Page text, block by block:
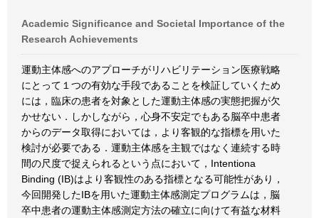
Academic Significance and Societal Importance of the
Research Achievements
運動主体感へのアプローチがリハビリテーション医療戦略
にとって１つの有効な手段であることを検証していくため
には，臨床の患者を対象とした運動主体感の実態把握が欠
かせない．しかしながら，心身不安定でもある脳卒中患者
からのデータ取得においては，より客観的な指標を用いた
検討が必要である．運動主体感を主観ではなく連続する時
間の尺度で捉えられるという点において，Intentiona
Binding (IB)はより客観性のある指標となる可能性があり，
今回開発したIBを用いた運動主体感測定プログラムは，脳
卒中患者の運動主体感測定方法の確立に向けて有益な材料